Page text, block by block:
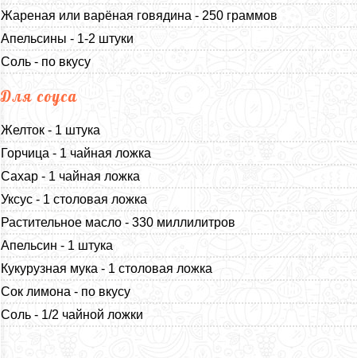
Жареная или варёная говядина - 250 граммов
Апельсины - 1-2 штуки
Соль - по вкусу
Для соуса
Желток - 1 штука
Горчица - 1 чайная ложка
Сахар - 1 чайная ложка
Уксус - 1 столовая ложка
Растительное масло - 330 миллилитров
Апельсин - 1 штука
Кукурузная мука - 1 столовая ложка
Сок лимона - по вкусу
Соль - 1/2 чайной ложки